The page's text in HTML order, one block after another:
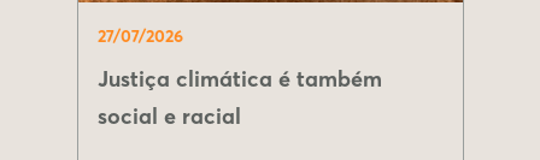
27/07/2026
Justiça climática é também
social e racial